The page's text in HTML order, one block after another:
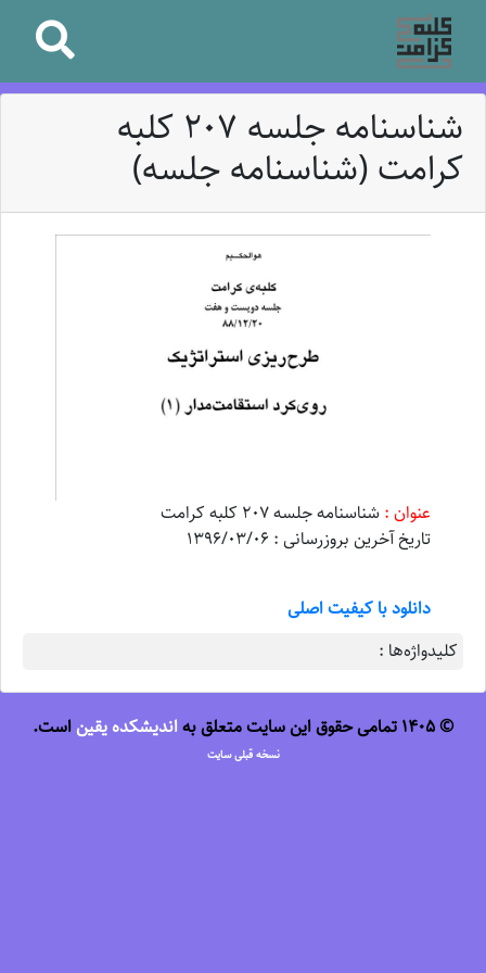
شناسنامه جلسه 207 کلبه
کرامت (شناسنامه جلسه)
عنوان : شناسنامه جلسه 207 کلبه کرامت
تاریخ آخرین بروزرسانی : 1396/03/06
دانلود با کیفیت اصلی
کلیدواژه‌ها :
© 1405 تمامی حقوق این سایت متعلق به اندیشکده یقین است.
نسخه قبلی سایت